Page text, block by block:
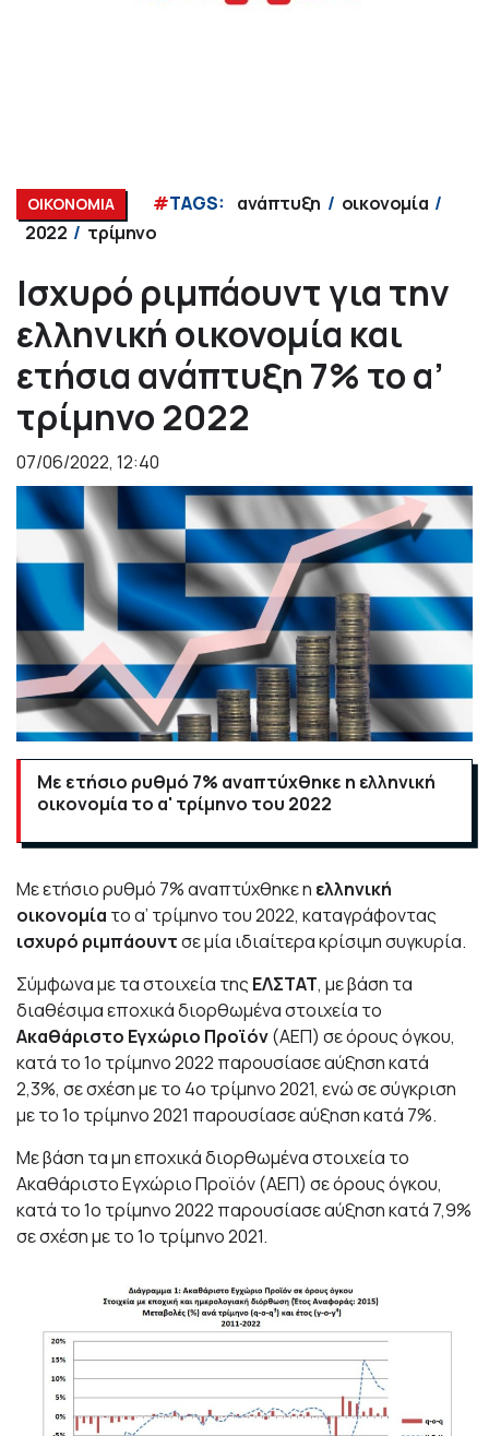
ΟΙΚΟΝΟΜΙΑ #TAGS: ανάπτυξη
οικονομία
2022
τρίμηνο
Ισχυρό ριμπάουντ για την
ελληνική οικονομία και
ετήσια ανάπτυξη 7% το α’
τρίμηνο 2022
07/06/2022, 12:40
Με ετήσιο ρυθμό 7% αναπτύχθηκε η ελληνική
οικονομία το α' τρίμηνο του 2022
Με ετήσιο ρυθμό 7% αναπτύχθηκε η ελληνική
οικονομία το α’ τρίμηνο του 2022, καταγράφοντας
ισχυρό ριμπάουντσε μία ιδιαίτερα κρίσιμη συγκυρία.
Σύμφωνα με τα στοιχεία της ΕΛΣΤΑΤ, με βάση τα
διαθέσιμα εποχικά διορθωμένα στοιχεία το
Ακαθάριστο Εγχώριο Προϊόν(ΑΕΠ) σε όρους όγκου,
κατά το 1ο τρίμηνο 2022 παρουσίασε αύξηση κατά
2,3%, σε σχέση με το 4ο τρίμηνο 2021, ενώ σε σύγκριση
με το 1ο τρίμηνο 2021 παρουσίασε αύξηση κατά 7%.
Με βάση τα μη εποχικά διορθωμένα στοιχεία το
Ακαθάριστο Εγχώριο Προϊόν (ΑΕΠ) σε όρους όγκου,
κατά το 1ο τρίμηνο 2022 παρουσίασε αύξηση κατά 7,9%
σε σχέση με το 1ο τρίμηνο 2021.